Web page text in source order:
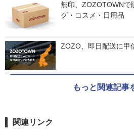
無印、ZOZOTOWNで
グ・コスメ・日用品
ZOZO、即日配送に甲
もっと関連記事
関連リンク